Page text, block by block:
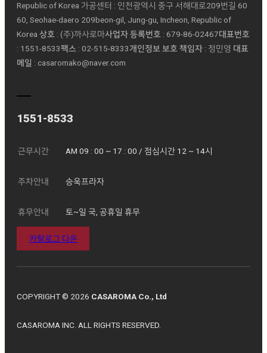
Republic of Korea 가공센터 : 인천광역시 중구 서해대로209번길 60
60, Seohae-daero 209beon-gil, Jung-gu, Incheon, Republic of
Korea상호 : (주)까사로마ㅤ사업자 등록번호 : 679-86-02467ㅤ대표번호
: 1551-8533ㅤ팩스 : 02-515-8333ㅤ개인정보 보호 책임자 : 정민영 ㅤ 대표
메일 : casaromako@naver.com
1551-8533
근무시간 AM 09 : 00 ~ 17 : 00 / 점심시간 12 ~ 14시
주차안내 승욱프라자
휴무안내 토~일 국, 공휴일 휴무
카탈로그 다운
COPYRIGHT © 2026 CASAROMA Co., Ltd
CASAROMA INC. ALL RIGHTS RESERVED.